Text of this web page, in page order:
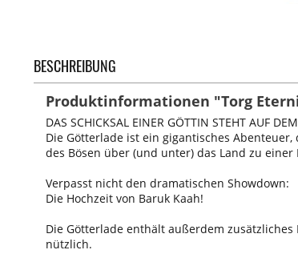
BESCHREIBUNG
Produktinformationen "Torg
DAS SCHICKSAL EINER GÖTTIN STEHT AUF
Die Götterlade ist ein gigantisches
des Bösen über (und unter) das Land zu
Verpasst nicht den dramatischen Showdown:
Die Hochzeit von Baruk Kaah!
Die Götterlade enthält außerdem
nützlich.